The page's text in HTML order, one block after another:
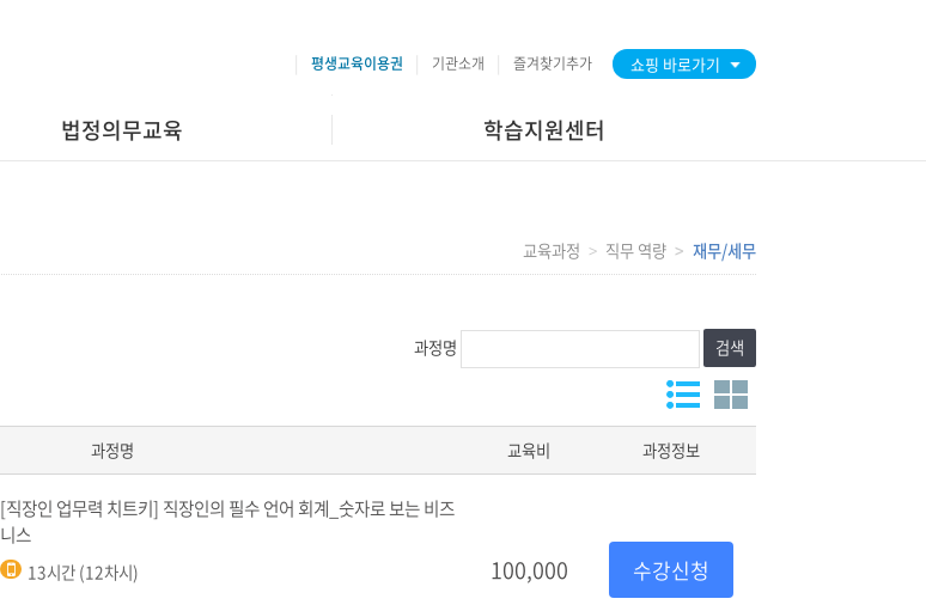
평생교육이용권 기관소개 즐겨찾기추가 쇼핑 바로가기
법정의무교육 학습지원센터
교육과정 직무 역량 재무/세무
과정명 검색
과정명 교육비 과정정보
[직장인 업무력 치트키] 직장인의 필수 언어 회계_숫자로 보는 비즈
니스
13시간 (12차시) 100,000 수강신청